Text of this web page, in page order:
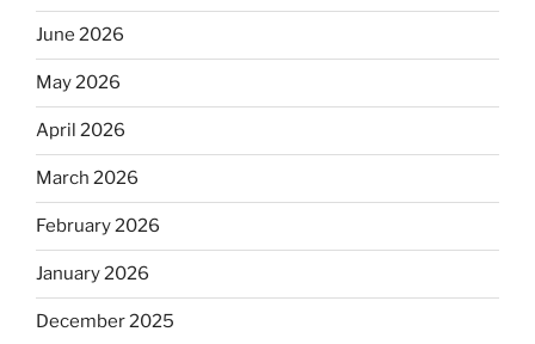
June 2026
May 2026
April 2026
March 2026
February 2026
January 2026
December 2025